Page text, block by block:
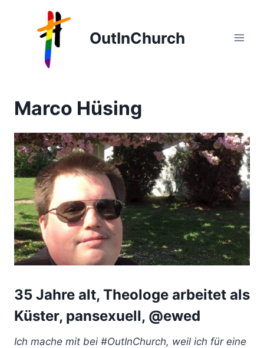
springen
OutInChurch
Marco Hüsing
35 Jahre alt, Theologe arbeitet als
Küster, pansexuell, @ewed
Ich mache mit bei #OutInChurch, weil ich für eine